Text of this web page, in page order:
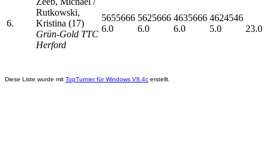
6.
Rutkowski,
Kristina (17)
Grün-Gold TTC
Herford
5655666
6.0
5625666
6.0
4635666
6.0
4624546
5.0
23.0
Diese Liste wurde mit TopTurnier für Windows V8.4c erstellt.